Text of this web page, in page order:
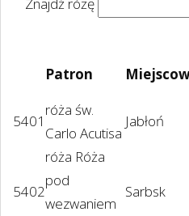
Patron
5401
róża św.
Carlo Acutisa
Jabłoń
5402
róża Róża
pod
wezwaniem
Sarbsk